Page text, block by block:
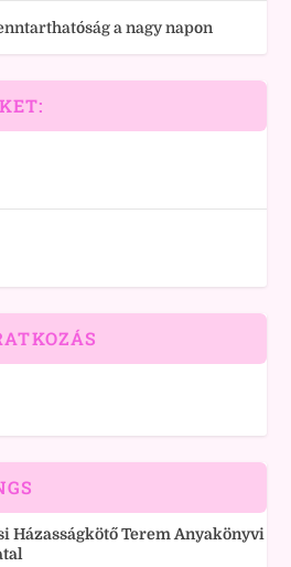
a nagy napon
Házasságkötő Terem Anyakönyvi